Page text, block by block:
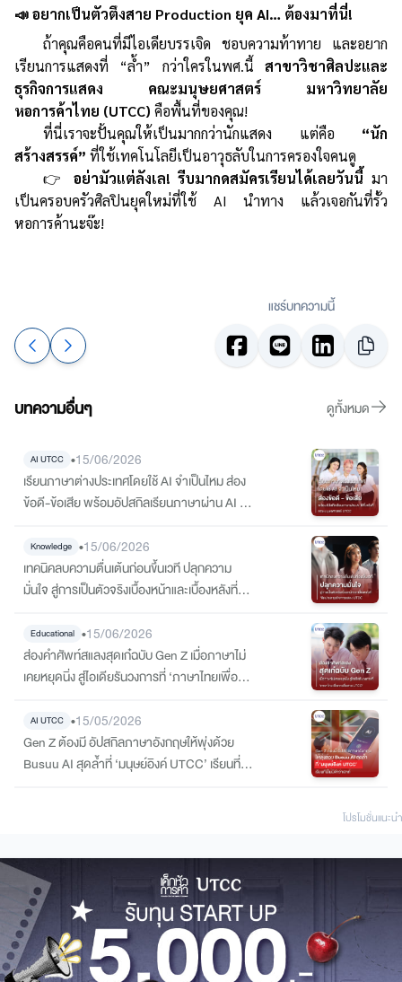
📣 อยากเป็นตัวตึงสาย Production ยุค AI… ต้องมาที่นี่!
ถ้าคุณคือคนที่มีไอเดียบรรเจิด ชอบความท้าทาย และอยาก
เรียนการแสดงที่ “ล้ำ” กว่าใครในพศ.นี้ สาขาวิชาศิลปะและ
ธุรกิจการแสดง คณะมนุษยศาสตร์ มหาวิทยาลัย
หอการค้าไทย (UTCC) คือพื้นที่ของคุณ!
ที่นี่เราจะปั้นคุณให้เป็นมากกว่านักแสดง แต่คือ “นัก
สร้างสรรค์” ที่ใช้เทคโนโลยีเป็นอาวุธลับในการครองใจคนดู
👉 อย่ามัวแต่ลังเล! รีบมากดสมัครเรียนได้เลยวันนี้ มา
เป็นครอบครัวศิลปินยุคใหม่ที่ใช้ AI นำทาง แล้วเจอกันที่รั้ว
หอการค้านะจ๊ะ!
แชร์บทความนี้
บทความอื่นๆ ดูทั้งหมด
AI UTCC •15/06/2026
เรียนภาษาต่างประเทศโดยใช้ AI จำเป็นไหม ส่อง
ข้อดี-ข้อเสีย พร้อมอัปสกิลเรียนภาษาผ่าน AI ให้
Knowledge •15/06/2026
เทคนิคลบความตื่นเต้นก่อนขึ้นเวที ปลุกความ
มั่นใจ สู่การเป็นตัวจริงเบื้องหน้าและเบื้องหลังที่
Educational •15/06/2026
ส่องคำศัพท์สแลงสุดเก๋ฉบับ Gen Z เมื่อภาษาไม่
เคยหยุดนิ่ง สู่ไอเดียรันวงการที่ ‘ภาษาไทยเพื่อ
AI UTCC •15/05/2026
Gen Z ต้องมี อัปสกิลภาษาอังกฤษให้พุ่งด้วย
Busuu AI สุดล้ำที่ ‘มนุษย์อิงค์ UTCC’ เรียนที่นี่
โปรโมชั่นแนะนํา